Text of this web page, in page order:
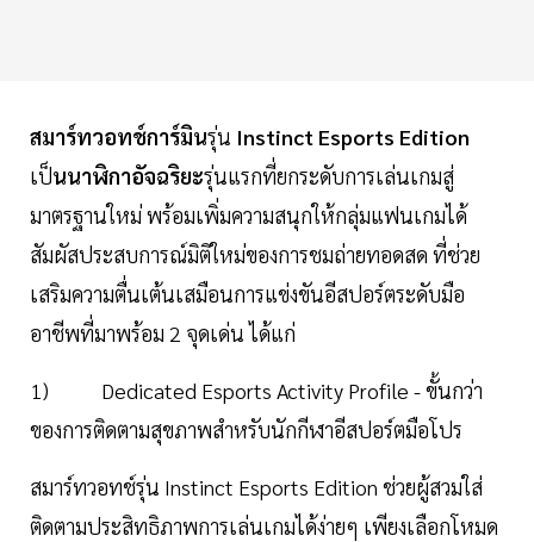
สมาร์ทวอทช์การ์มินรุ่น Instinct Esports Edition
เป็นนาฬิกาอัจฉริยะรุ่นแรกที่ยกระดับการเล่นเกมสู่
มาตรฐานใหม่ พร้อมเพิ่มความสนุกให้กลุ่มแฟนเกมได้
สัมผัสประสบการณ์มิติใหม่ของการชมถ่ายทอดสด ที่ช่วย
เสริมความตื่นเต้นเสมือนการแข่งขันอีสปอร์ตระดับมือ
อาชีพที่มาพร้อม 2 จุดเด่น ได้แก่
1) Dedicated Esports Activity Profile - ขั้นกว่า
ของการติดตามสุขภาพสำหรับนักกีฬาอีสปอร์ตมือโปร
สมาร์ทวอทช์รุ่น Instinct Esports Edition ช่วยผู้สวมใส่
ติดตามประสิทธิภาพการเล่นเกมได้ง่ายๆ เพียงเลือกโหมด